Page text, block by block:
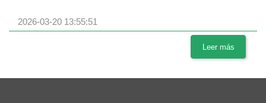
2026-03-20 13:55:51
Leer más